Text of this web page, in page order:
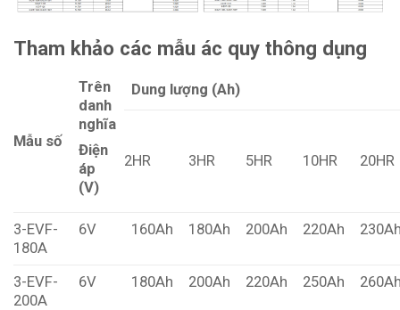
Tham khảo các mẫu ác quy thông dụng
Mẫu số
Trên
danh
nghĩa
Điện
áp
(V)
Dung lượng (Ah)
2HR 3HR 5HR 10HR 20HR
3-EVF-
180A
6V 160Ah 180Ah 200Ah 220Ah
3-EVF-
200A
6V 180Ah 200Ah 220Ah 250Ah